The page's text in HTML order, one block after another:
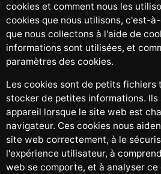
cookies et comment nous les
cookies que nous utilisons, c'est-
que nous collectons à l'aide de
informations sont utilisées, et
paramètres des cookies.
Les cookies sont de petits fichiers
stocker de petites informations.
appareil lorsque le site web est
navigateur. Ces cookies nous
site web correctement, à le
l'expérience utilisateur, à
web se comporte, et à analyser